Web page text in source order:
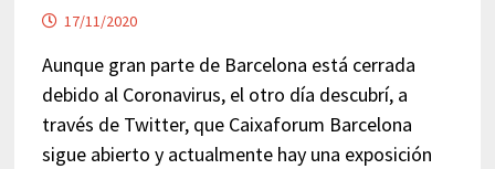
17/11/2020
Aunque gran parte de Barcelona está cerrada
debido al Coronavirus, el otro día descubrí, a
través de Twitter, que Caixaforum Barcelona
sigue abierto y actualmente hay una exposición